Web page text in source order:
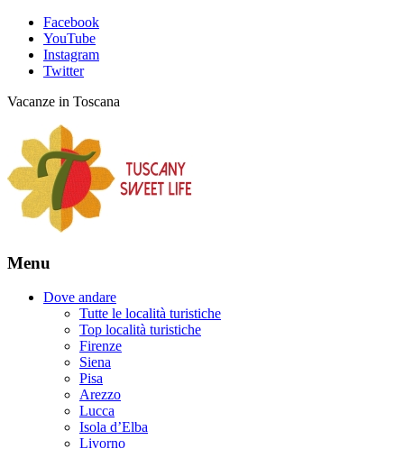
Facebook
YouTube
Instagram
Twitter
Vacanze in Toscana
Menu
Dove andare
Tutte le località turistiche
Top località turistiche
Firenze
Siena
Pisa
Arezzo
Lucca
Isola d’Elba
Livorno